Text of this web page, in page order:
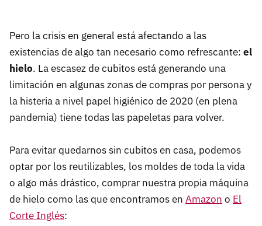
Pero la crisis en general está afectando a las
existencias de algo tan necesario como refrescante: el
hielo. La escasez de cubitos está generando una
limitación en algunas zonas de compras por persona y
la histeria a nivel papel higiénico de 2020 (en plena
pandemia) tiene todas las papeletas para volver.
Para evitar quedarnos sin cubitos en casa, podemos
optar por los reutilizables, los moldes de toda la vida
o algo más drástico, comprar nuestra propia máquina
de hielo como las que encontramos en Amazon o El
Corte Inglés: